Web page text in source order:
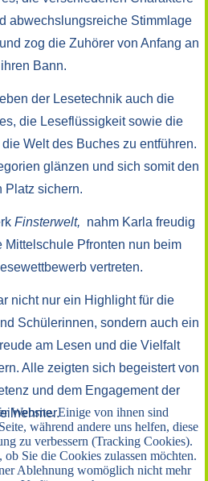
abwechslungsreiche Stimmlage
zog die Zuhörer von Anfang an
Bann.
der Lesetechnik auch die
die Leseflüssigkeit sowie die
Welt des Buches zu entführen.
glänzen und sich somit den
Platz sichern.
Finsterwelt, nahm Karla freudig
Mittelschule Pfronten nun beim
vertreten.
nicht nur ein Highlight für die
Schülerinnen, sondern auch ein
am Lesen und die Vielfalt
Alle zeigten sich begeistert von
und dem Engagement der
Website. Einige von ihnen sind
während andere uns helfen, diese
zu verbessern (Tracking Cookies).
ob Sie die Cookies zulassen möchten.
Ablehnung womöglich nicht mehr